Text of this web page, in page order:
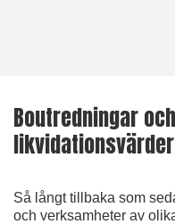
Boutredningar och
Så långt tillbaka som
och verksamheter av